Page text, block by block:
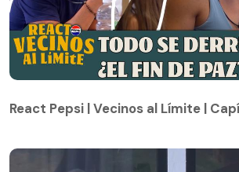
React Pepsi | Vecinos al Límite |